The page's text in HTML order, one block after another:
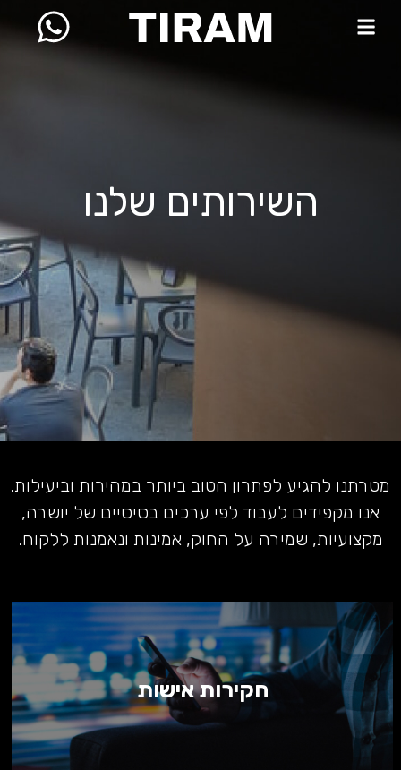
השירותים שלנו
מטרתנו להגיע לפתרון הטוב ביותר במהירות וביעילות.
אנו מקפידים לעבוד לפי ערכים בסיסיים של יושרה,
מקצועיות, שמירה על החוק, אמינות ונאמנות ללקוח.
חקירות אישות